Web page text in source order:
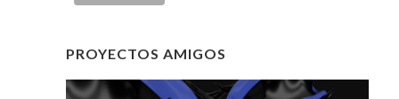
PROYECTOS AMIGOS